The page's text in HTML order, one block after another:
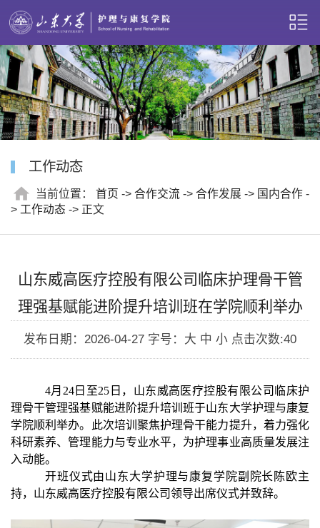
工作动态
当前位置： 首页 -> 合作交流 -> 合作发展 -> 国内合作 -
> 工作动态 -> 正文
山东威高医疗控股有限公司临床护理骨干管
理强基赋能进阶提升培训班在学院顺利​举办
发布日期：2026-04-27 字号：大 中 小 点击次数:40
4月24日至25日，山东威高医疗控股有限公司临床护
理骨干管理强基赋能进阶提升培训班于山东大学护理与康复
学院顺利举办。此次培训聚焦护理骨干能力提升，着力强化
科研素养、管理能力与专业水平， 为护理事业高质量发展注
入动能。
开班仪式由山东大学护理与康复学院副院长陈欧主
持， 山东威高医疗控股有限公司领导出席仪式并致辞。